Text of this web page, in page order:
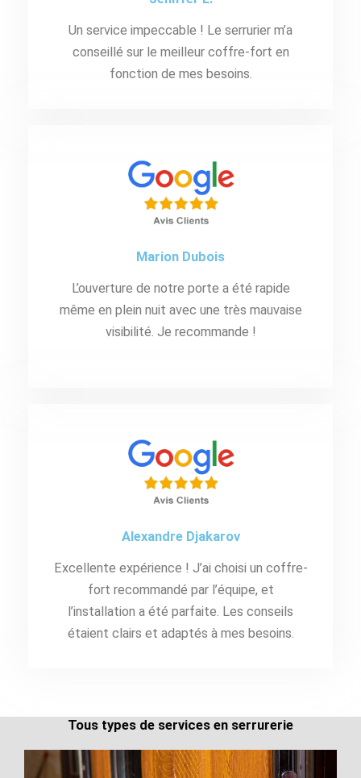
Un service impeccable ! Le serrurier m’a
conseillé sur le meilleur coffre-fort en
fonction de mes besoins.
Marion Dubois
L’ouverture de notre porte a été rapide
même en plein nuit avec une très mauvaise
visibilité. Je recommande !
Alexandre Djakarov
Excellente expérience ! J’ai choisi un coffre-
fort recommandé par l’équipe, et
l’installation a été parfaite. Les conseils
étaient clairs et adaptés à mes besoins.
Tous types de services en serrurerie